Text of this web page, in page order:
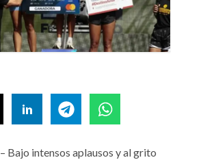
– Bajo intensos aplausos y al grito